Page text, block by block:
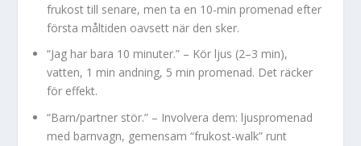
frukost till senare, men ta en 10-min promenad efter
första måltiden oavsett när den sker.
“Jag har bara 10 minuter.” – Kör ljus (2–3 min),
vatten, 1 min andning, 5 min promenad. Det räcker
för effekt.
“Barn/partner stör.” – Involvera dem: ljuspromenad
med barnvagn, gemensam “frukost-walk” runt